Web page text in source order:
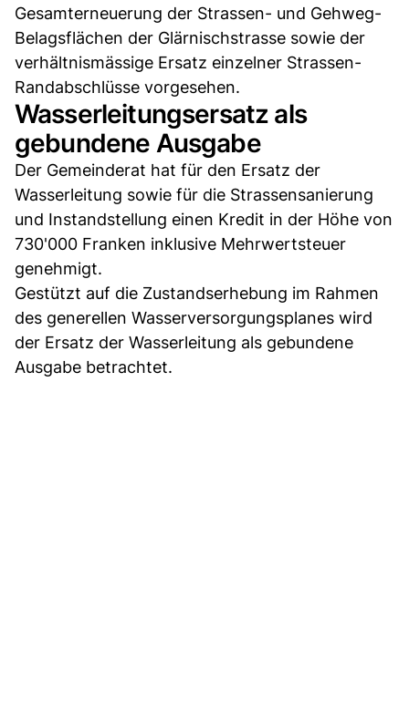
Gesamterneuerung der Strassen- und Gehweg-
Belagsflächen der Glärnischstrasse sowie der
verhältnismässige Ersatz einzelner Strassen-
Randabschlüsse vorgesehen.
Wasserleitungsersatz als
gebundene Ausgabe
Der Gemeinderat hat für den Ersatz der
Wasserleitung sowie für die Strassensanierung
und Instandstellung einen Kredit in der Höhe von
730'000 Franken inklusive Mehrwertsteuer
genehmigt.
Gestützt auf die Zustandserhebung im Rahmen
des generellen Wasserversorgungsplanes wird
der Ersatz der Wasserleitung als gebundene
Ausgabe betrachtet.